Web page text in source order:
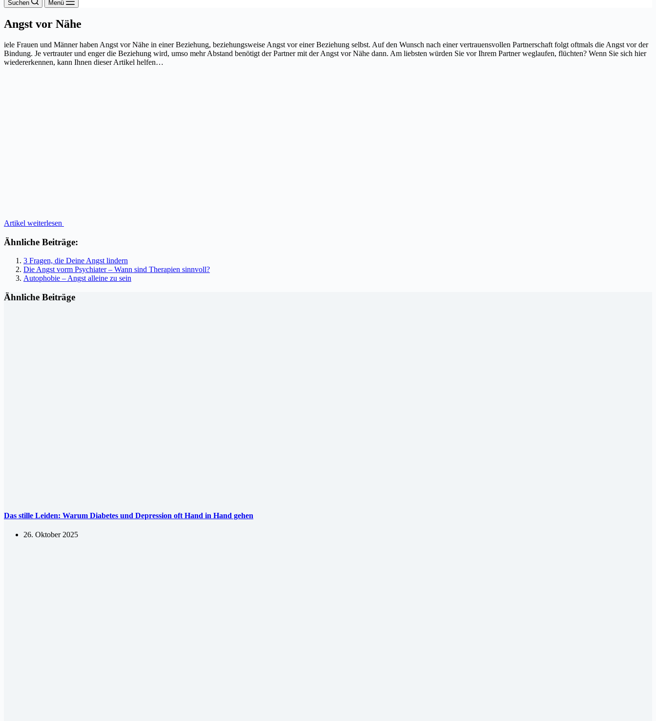
Suchen Menü
Angst vor Nähe
iele Frauen und Männer haben Angst vor Nähe in einer Beziehung, beziehungsweise Angst vor einer Beziehung selbst. Auf den Wunsch nach einer vertrauensvollen Partnerschaft folgt oftmals die Angst vor der
Bindung. Je vertrauter und enger die Beziehung wird, umso mehr Abstand benötigt der Partner mit der Angst vor Nähe dann. Am liebsten würden Sie vor Ihrem Partner weglaufen, flüchten? Wenn Sie sich hier
wiedererkennen, kann Ihnen dieser Artikel helfen…
Artikel weiterlesen
Ähnliche Beiträge:
3 Fragen, die Deine Angst lindern
Die Angst vorm Psychiater – Wann sind Therapien sinnvoll?
Autophobie – Angst alleine zu sein
Ähnliche Beiträge
Das stille Leiden: Warum Diabetes und Depression oft Hand in Hand gehen
26. Oktober 2025